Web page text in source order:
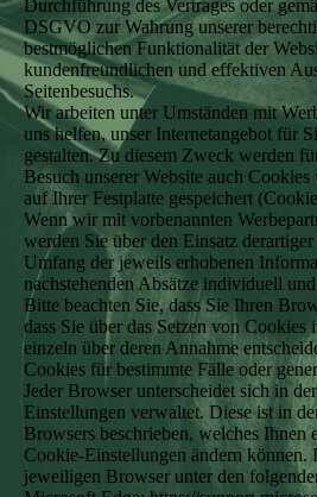
Durchführung des Vertrages oder
DSGVO zur Wahrung unserer
bestmöglichen Funktionalität der
kundenfreundlichen und effektiven
Seitenbesuchs.
Wir arbeiten unter Umständen mit
uns helfen, unser Internetangebot für
gestalten. Zu diesem Zweck werden
Besuch unserer Website auch
auf Ihrer Festplatte gespeichert
Wenn wir mit vorbenannten
werden Sie über den Einsatz
Umfang der jeweils erhobenen
nachstehenden Absätze individuell
Bitte beachten Sie, dass Sie Ihren
dass Sie über das Setzen von
einzeln über deren Annahme
Cookies für bestimmte Fälle oder
Jeder Browser unterscheidet sich in
Einstellungen verwaltet. Diese ist in
Browsers beschrieben, welches Ihnen
Cookie-Einstellungen ändern können.
jeweiligen Browser unter den